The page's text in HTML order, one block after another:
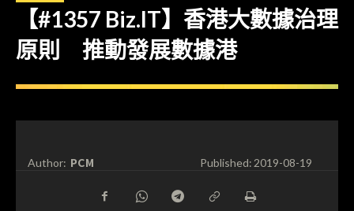
【#1357 Biz.IT】香港大數據治理
原則 推動發展數據港
Author: PCM Published:2019-08-19